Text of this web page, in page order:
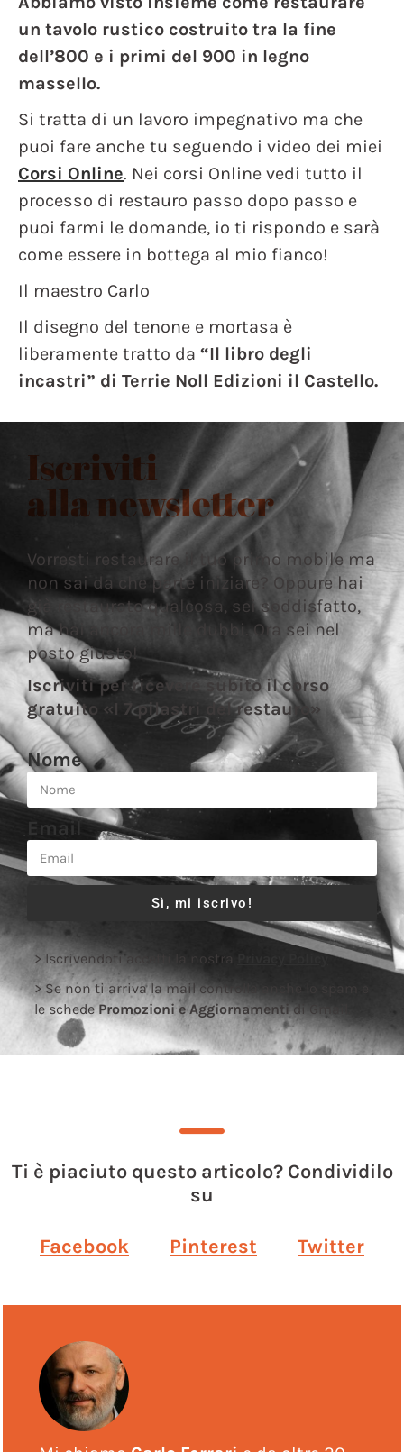
un tavolo rustico costruito tra la fine
dell’800 e i primi del 900 in legno
massello.
Si tratta di un lavoro impegnativo ma che
puoi fare anche tu seguendo i video dei miei
Corsi Online. Nei corsi Online vedi tutto il
processo di restauro passo dopo passo e
puoi farmi le domande, io ti rispondo e sarà
come essere in bottega al mio fianco!
Il maestro Carlo
Il disegno del tenone e mortasa è
liberamente tratto da “Il libro degli
incastri” di Terrie Noll Edizioni il Castello.
Iscriviti
alla newsletter
Vorresti restaurare il tuo primo mobile ma
non sai da che parte iniziare? Oppure hai
già restaurato qualcosa, sei soddisfatto,
ma hai ancora mille dubbi. Ora sei nel
posto giusto!
Iscriviti per ricevere subito il corso
gratuito «I 7 pilastri del restauro»
Nome
Email
Sì, mi iscrivo!
> Iscrivendoti accetti la nostra
Privacy Policy
> Se non ti arriva la mail controlla anche lo spam e
le schedePromozioni e Aggiornamentidi Gmail.
Ti è piaciuto questo articolo? Condividilo
su
Facebook Pinterest Twitter